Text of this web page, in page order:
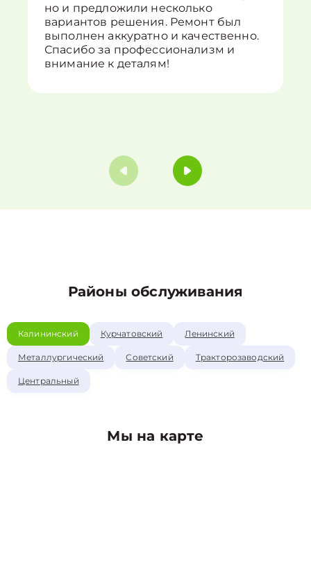
но и предложили несколько
вариантов решения. Ремонт был
выполнен аккуратно и качественно.
Спасибо за профессионализм и
внимание к деталям!
Районы обслуживания
Калининский Курчатовский Ленинский
Металлургический Советский Тракторозаводский
Центральный
Мы на карте